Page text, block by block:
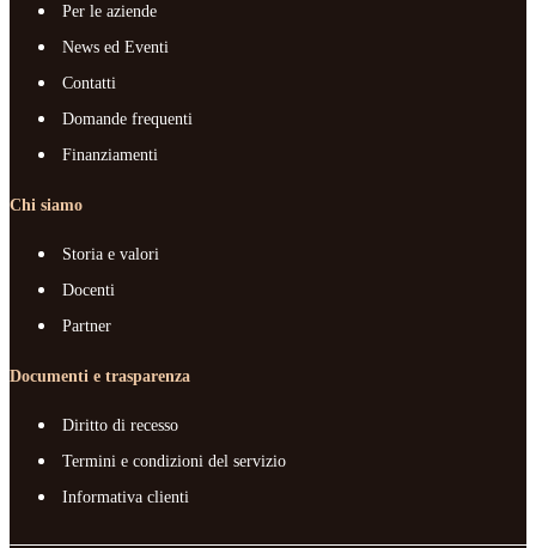
Per le aziende
News ed Eventi
Contatti
Domande frequenti
Finanziamenti
Chi siamo
Storia e valori
Docenti
Partner
Documenti e trasparenza
Diritto di recesso
Termini e condizioni del servizio
Informativa clienti